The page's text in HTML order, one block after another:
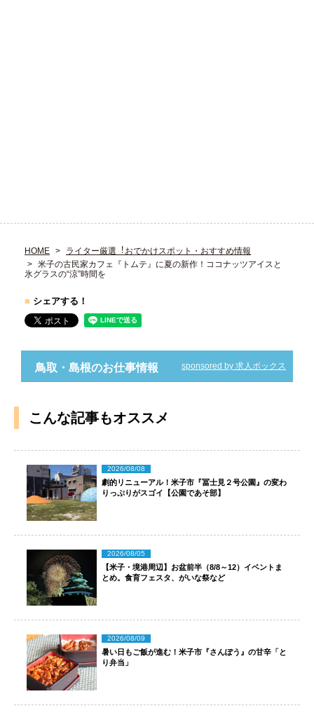
HOME
ライター厳選︕おでかけスポット・おすすめ情報
米子の古民家カフェ『トムテ』に夏の新作！ココナッツアイスと
氷グラスの“涼”時間を
■ シェアする！
鳥取・島根のお仕事情報 sponsored by 求人ボックス
こんな記事もオススメ
2026/08/08
劇的リニューアル！米子市『冨士見２号公園』の変わ
りっぷりがスゴイ【公園であそ部】
2026/08/05
【米子・境港周辺】お盆前半（8/8～12）イベントま
とめ。食育フェスタ、がいな祭など
2026/08/09
暑い日もご飯が進む！米子市『さんぽう』の甘辛「と
り弁当」